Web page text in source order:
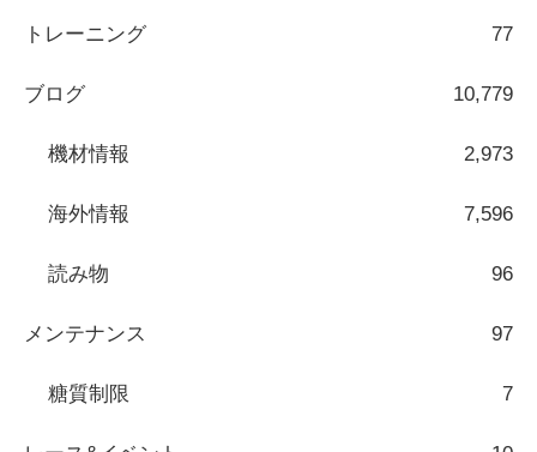
トレーニング 77
ブログ 10,779
機材情報 2,973
海外情報 7,596
読み物 96
メンテナンス 97
糖質制限 7